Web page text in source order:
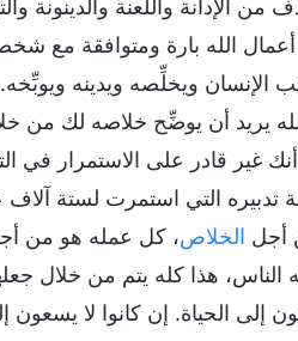
واللعنة والدينونة
الله بارة ومتوافقة مع
الإنسان ويخلِّصه ويدينه ويوبِّخه.
يريد أن يوضِّح خلاصه لك من
أنك غير قادر على الاستمرار في
تدبيره التي استمرت لستة آلاف
أجل الخلاص، كل عمله هو من
الناس، هذا كله يتم من خلال
الحياة. إن كانوا لا يسعون